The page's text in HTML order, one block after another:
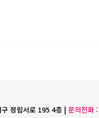
정림서로 195 4층 | 문의전화